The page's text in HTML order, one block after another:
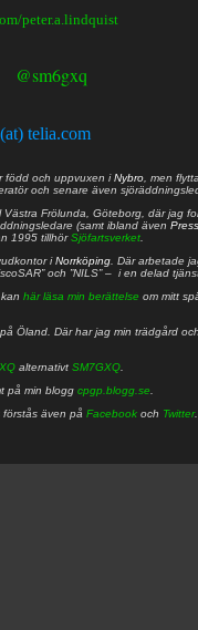
peter.a.lindquist
@sm6gxq
telia.com
född och uppvuxen iNybro , men
och senare även
Frölunda, Göteborg, där jag
(samt ibland även
1995 tillhörSjöfartsverket
iNorrköping . Där arbetade
och ”NILS” – i en delad
här läsa min berättelse om mitt
Öland. Där har jag min trädgård
alternativt SM7GXQ
på min blogg cpgp.blogg.se
förstås även på Facebook och Twitter.